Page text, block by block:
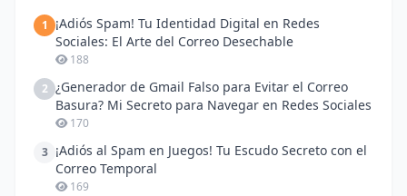
1
¡Adiós Spam! Tu Identidad Digital en Redes
Sociales: El Arte del Correo Desechable
188
2 ¿Generador de Gmail Falso para Evitar el Correo
Basura? Mi Secreto para Navegar en Redes Sociales
170
3 ¡Adiós al Spam en Juegos! Tu Escudo Secreto con el
Correo Temporal
169